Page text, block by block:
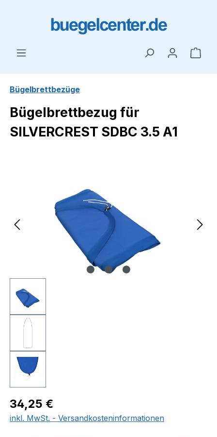
Bügelbrettbezüge
Bügelbrettbezug für
SILVERCREST SDBC 3.5 A1
Regulärer Preis:
34,25 €
inkl. MwSt. - Versandkosteninformationen